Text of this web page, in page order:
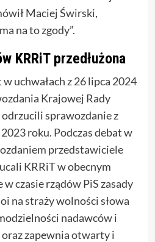
Maciej Świrski,
na to zgody”.
KRRiT przedłużona
uchwałach z 26 lipca 2024
Krajowej Rady
sprawozdanie z
roku. Podczas debat w
przedstawiciele
KRRiT w obecnym
w czasie rządów PiS zasady
na straży wolności słowa
nadawców i
zapewnia otwarty i